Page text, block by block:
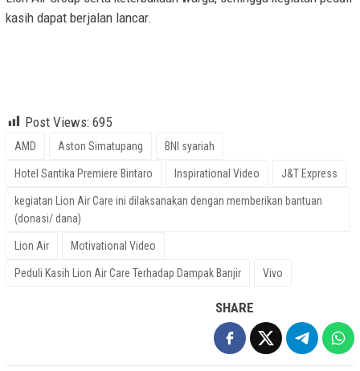
kasih dapat berjalan lancar.
Post Views: 695
AMD Aston Simatupang BNI syariah
Hotel Santika Premiere Bintaro Inspirational Video J&T Express
kegiatan Lion Air Care ini dilaksanakan dengan memberikan bantuan
(donasi/ dana)
Lion Air Motivational Video
Peduli Kasih Lion Air Care Terhadap Dampak Banjir Vivo
SHARE